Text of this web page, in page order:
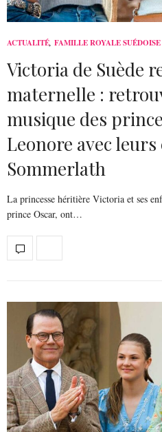
ACTUALITÉ, FAMILLE ROYALE SUÉDOISE
Victoria de Suède
maternelle :
musique des
Leonore avec leurs
Sommerlath
La princesse héritière Victoria et ses
prince Oscar, ont…